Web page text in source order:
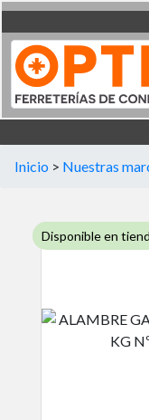
Inicio > Nuestras
Disponible en